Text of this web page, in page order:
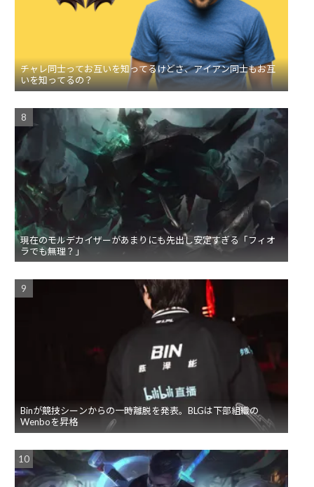
チャレ同士ってお互いを知ってるけどさ、アイアン同士もお互
いを知ってるの？
現在のモルデカイザーがあまりにも先出し安定すぎる「フィオ
ラでも無理？」
Binが競技シーンからの一時離脱を発表。BLGは下部組織の
Wenboを昇格